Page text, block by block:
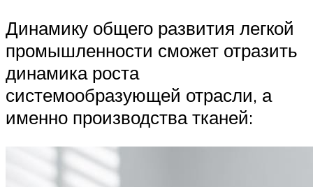
Динамику общего развития легкой
промышленности сможет отразить
динамика роста
системообразующей отрасли, а
именно производства тканей: